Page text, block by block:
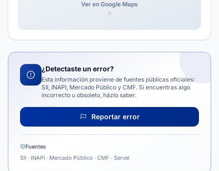
Ver en Google Maps
¿Detectaste un error?
Esta información proviene de fuentes públicas oficiales:
SII, INAPI, Mercado Público y CMF. Si encuentras algo
incorrecto u obsoleto, házlo saber.
Reportar error
Fuentes
SII · INAPI · Mercado Público · CMF · Servel